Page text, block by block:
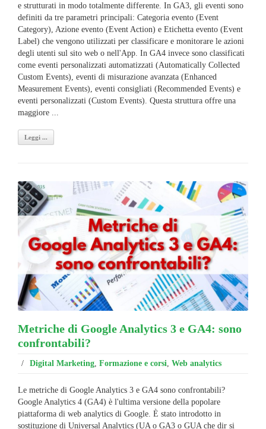
e strutturati in modo totalmente differente. In GA3, gli eventi sono
definiti da tre parametri principali: Categoria evento (Event
Category), Azione evento (Event Action) e Etichetta evento (Event
Label) che vengono utilizzati per classificare e monitorare le azioni
degli utenti sul sito web o nell'App. In GA4 invece sono classificati
come eventi personalizzati automatizzati (Automatically Collected
Custom Events), eventi di misurazione avanzata (Enhanced
Measurement Events), eventi consigliati (Recommended Events) e
eventi personalizzati (Custom Events). Questa struttura offre una
maggiore ...
Leggi ...
Metriche di Google Analytics 3 e GA4: sono
confrontabili?
/ Digital Marketing Formazione e corsi Web analytics
Le metriche di Google Analytics 3 e GA4 sono confrontabili?
Google Analytics 4 (GA4) è l'ultima versione della popolare
piattaforma di web analytics di Google. È stato introdotto in
sostituzione di Universal Analytics (UA o GA3 o GUA che dir si